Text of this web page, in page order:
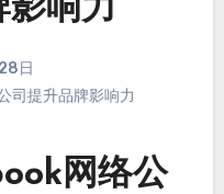
影响力
日
司提升品牌影响力
网络公